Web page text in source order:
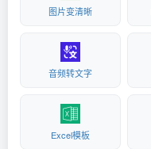
图片变清晰
音频转文字
Excel模板